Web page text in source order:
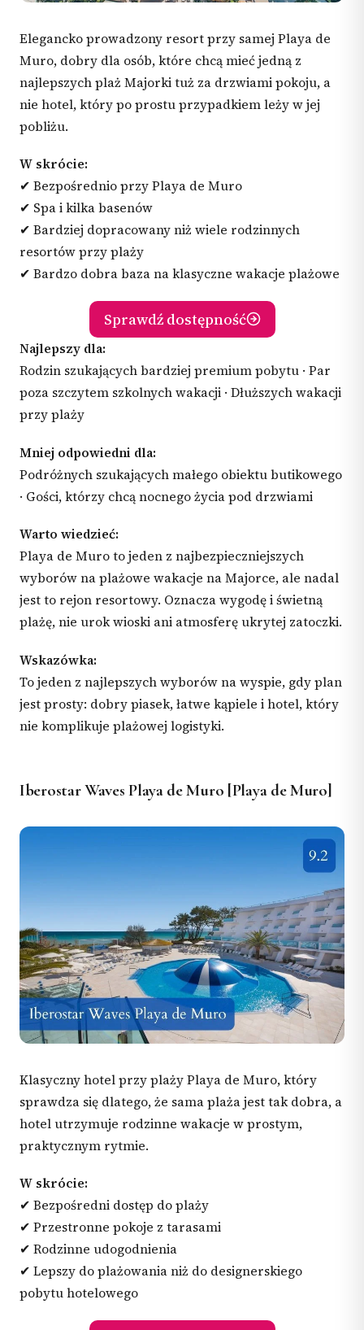
Elegancko prowadzony resort przy samej Playa de
Muro, dobry dla osób, które chcą mieć jedną z
najlepszych plaż Majorki tuż za drzwiami pokoju, a
nie hotel, który po prostu przypadkiem leży w jej
pobliżu.
W skrócie:
✔ Bezpośrednio przy Playa de Muro
✔ Spa i kilka basenów
✔ Bardziej dopracowany niż wiele rodzinnych
resortów przy plaży
✔ Bardzo dobra baza na klasyczne wakacje plażowe
Sprawdź dostępność
Najlepszy dla:
Rodzin szukających bardziej premium pobytu · Par
poza szczytem szkolnych wakacji · Dłuższych wakacji
przy plaży
Mniej odpowiedni dla:
Podróżnych szukających małego obiektu butikowego
· Gości, którzy chcą nocnego życia pod drzwiami
Warto wiedzieć:
Playa de Muro to jeden z najbezpieczniejszych
wyborów na plażowe wakacje na Majorce, ale nadal
jest to rejon resortowy. Oznacza wygodę i świetną
plażę, nie urok wioski ani atmosferę ukrytej zatoczki.
Wskazówka:
To jeden z najlepszych wyborów na wyspie, gdy plan
jest prosty: dobry piasek, łatwe kąpiele i hotel, który
nie komplikuje plażowej logistyki.
Iberostar Waves Playa de Muro [Playa de Muro]
Klasyczny hotel przy plaży Playa de Muro, który
sprawdza się dlatego, że sama plaża jest tak dobra, a
hotel utrzymuje rodzinne wakacje w prostym,
praktycznym rytmie.
W skrócie:
✔ Bezpośredni dostęp do plaży
✔ Przestronne pokoje z tarasami
✔ Rodzinne udogodnienia
✔ Lepszy do plażowania niż do designerskiego
pobytu hotelowego